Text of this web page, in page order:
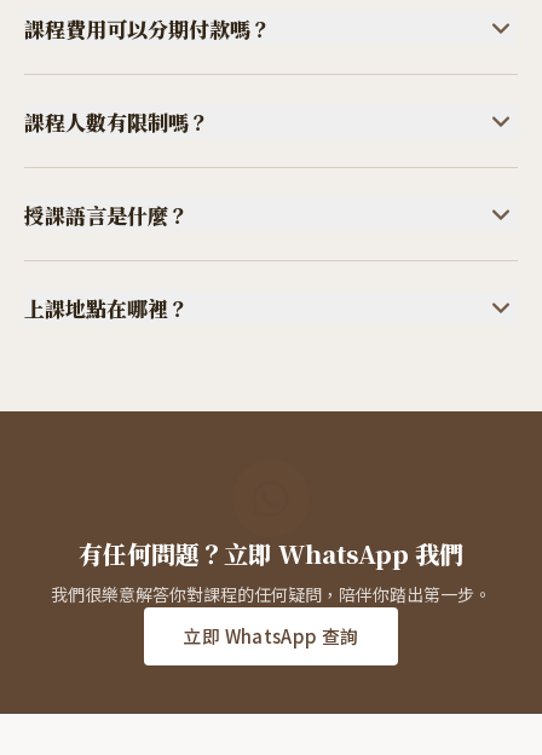
先在個人課題上面對和超越，才能不斷提升自己的能量狀態，是
你的存在的能量狀態，決定了
你的療癒力。
你已不需要這個課程。
不適合你。因為我們的方法，必須深入探索自己的課題，通過自
力來應用這些工具，才能變成
課程費用可以分期付款嗎？
課程費用最多可以分兩期付款。首期付一半，在指定日子前需付
清餘款，才可享有超早鳥、早
鳥優惠。
中心需要為課程作出很多資
程。
課程人數有限制嗎？
課程最低開班人數為10人，最多名額是20人。如不達開班人數，
將會全數退回款項。我們不會
遲於2026年10月18日，與大家確認是否成班。
授課語言是什麼？
授課語言是廣東話，學員能聽懂廣東話便可，如不能說廣東話，
課堂發問、分享時可以用英文
或普通話。如看不懂中文，閱讀材料可借助翻譯軟件閱讀。如有
上課地點在哪裡？
與，只需確保網絡穩定及環境安靜即可。
有任何問題？立即 WhatsApp 我們
我們很樂意解答你對課程的任何疑問，陪伴你踏出第一步。
立即 WhatsApp 查詢